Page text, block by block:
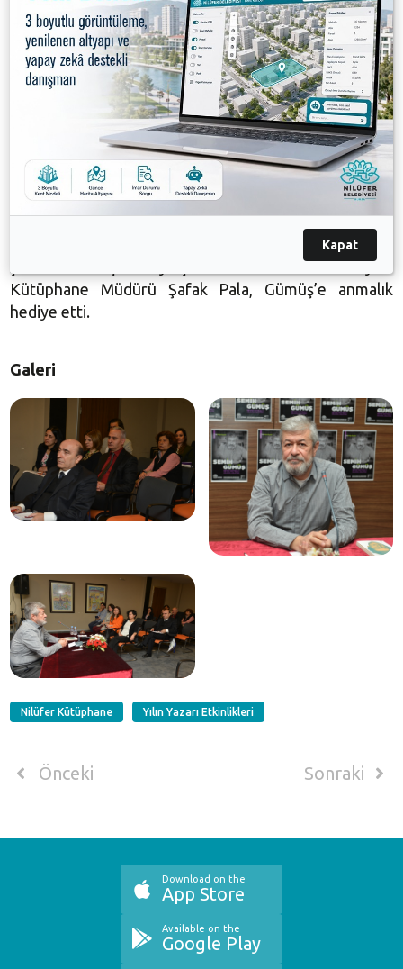
Türk edebiyatında bazı konulara az yer verildiğinin
altını çizen Gümüş, “Bizim edebiyatımız toplumsal
sorunlara bağlı kaldığı için çocuk, aşk, cinsellik gibi
konular çok fazla ele alınmamış. Sevgi Soysal,
gölgede kalan konuları bazı eserlerinde etkili şekilde
ele almıştır. O, yaşadığı hayata hep farklı bakmış ve
önde olmuştur. Genç yaşta hayatını kaybeden Soysal,
uzun yıllar yaşasaydı, kim bilir daha neler yazardı”
şeklinde konuştu. Söyleşi sonunda Nilüfer Belediyesi
Kütüphane Müdürü Şafak Pala, Gümüş’e anmalık
hediye etti.
Galeri
Nilüfer Kütüphane Yılın Yazarı Etkinlikleri
Önceki Sonraki
Download on the
App Store
Available on the
Google Play
Kapat